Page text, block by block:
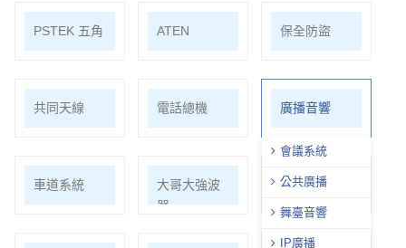
PSTEK 五角 ATEN 保全防盜
共同天線 電話總機 廣播音響
會議系統
公共廣播
舞臺音響
IP廣播
車道系統
大哥大強波
器
中央監控